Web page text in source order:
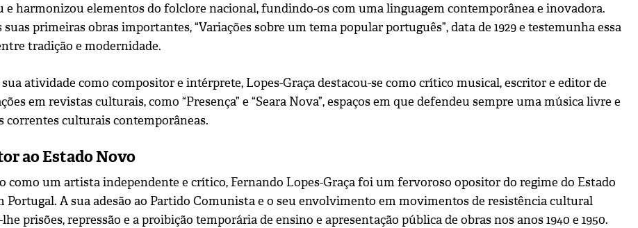
e harmonizou elementos do folclore nacional, fundindo-os com uma linguagem contemporânea e inovadora.
suas primeiras obras importantes, “Variações sobre um tema popular português”, data de 1929 e testemunha essa
tradição e modernidade.
atividade como compositor e intérprete, Lopes-Graça destacou-se como crítico musical, escritor e editor de
em revistas culturais, como “Presença” e “Seara Nova”, espaços em que defendeu sempre uma música livre e
correntes culturais contemporâneas.
ao Estado Novo
como um artista independente e crítico, Fernando Lopes-Graça foi um fervoroso opositor do regime do Estado
Portugal. A sua adesão ao Partido Comunista e o seu envolvimento em movimentos de resistência cultural
prisões, repressão e a proibição temporária de ensino e apresentação pública de obras nos anos 1940 e 1950.